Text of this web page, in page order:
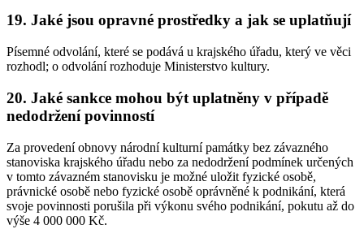
19. Jaké jsou opravné prostředky a jak se uplatňují
Písemné odvolání, které se podává u krajského úřadu, který ve věci
rozhodl; o odvolání rozhoduje Ministerstvo kultury.
20. Jaké sankce mohou být uplatněny v případě
nedodržení povinností
Za provedení obnovy národní kulturní památky bez závazného
stanoviska krajského úřadu nebo za nedodržení podmínek určených
v tomto závazném stanovisku je možné uložit fyzické osobě,
právnické osobě nebo fyzické osobě oprávněné k podnikání, která
svoje povinnosti porušila při výkonu svého podnikání, pokutu až do
výše 4 000 000 Kč.